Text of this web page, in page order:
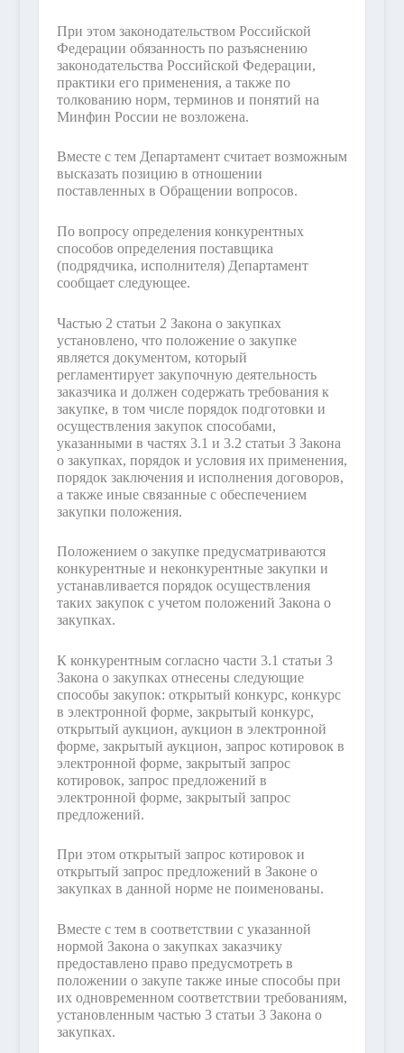
При этом законодательством Российской
Федерации обязанность по разъяснению
законодательства Российской Федерации,
практики его применения, а также по
толкованию норм, терминов и понятий на
Минфин России не возложена.
Вместе с тем Департамент считает возможным
высказать позицию в отношении
поставленных в Обращении вопросов.
По вопросу определения конкурентных
способов определения поставщика
(подрядчика, исполнителя) Департамент
сообщает следующее.
Частью 2 статьи 2 Закона о закупках
установлено, что положение о закупке
является документом, который
регламентирует закупочную деятельность
заказчика и должен содержать требования к
закупке, в том числе порядок подготовки и
осуществления закупок способами,
указанными в частях 3.1 и 3.2 статьи 3 Закона
о закупках, порядок и условия их применения,
порядок заключения и исполнения договоров,
а также иные связанные с обеспечением
закупки положения.
Положением о закупке предусматриваются
конкурентные и неконкурентные закупки и
устанавливается порядок осуществления
таких закупок с учетом положений Закона о
закупках.
К конкурентным согласно части 3.1 статьи 3
Закона о закупках отнесены следующие
способы закупок: открытый конкурс, конкурс
в электронной форме, закрытый конкурс,
открытый аукцион, аукцион в электронной
форме, закрытый аукцион, запрос котировок в
электронной форме, закрытый запрос
котировок, запрос предложений в
электронной форме, закрытый запрос
предложений.
При этом открытый запрос котировок и
открытый запрос предложений в Законе о
закупках в данной норме не поименованы.
Вместе с тем в соответствии с указанной
нормой Закона о закупках заказчику
предоставлено право предусмотреть в
положении о закупе также иные способы при
их одновременном соответствии требованиям,
установленным частью 3 статьи 3 Закона о
закупках.